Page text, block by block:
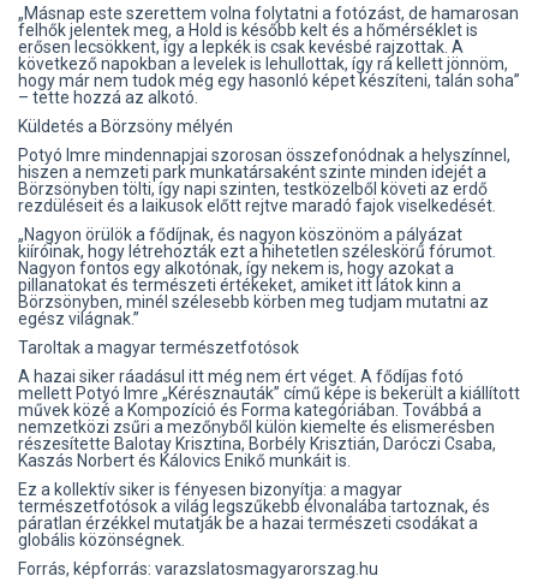
„Másnap este szerettem volna folytatni a fotózást, de hamarosan
felhők jelentek meg, a Hold is később kelt és a hőmérséklet is
erősen lecsökkent, így a lepkék is csak kevésbé rajzottak. A
következő napokban a levelek is lehullottak, így rá kellett jönnöm,
hogy már nem tudok még egy hasonló képet készíteni, talán soha”
– tette hozzá az alkotó.
Küldetés a Börzsöny mélyén
Potyó Imre mindennapjai szorosan összefonódnak a helyszínnel,
hiszen a nemzeti park munkatársaként szinte minden idejét a
Börzsönyben tölti, így napi szinten, testközelből követi az erdő
rezdüléseit és a laikusok előtt rejtve maradó fajok viselkedését.
„Nagyon örülök a fődíjnak, és nagyon köszönöm a pályázat
kiíróinak, hogy létrehozták ezt a hihetetlen széleskörű fórumot.
Nagyon fontos egy alkotónak, így nekem is, hogy azokat a
pillanatokat és természeti értékeket, amiket itt látok kinn a
Börzsönyben, minél szélesebb körben meg tudjam mutatni az
egész világnak.”
Taroltak a magyar természetfotósok
A hazai siker ráadásul itt még nem ért véget. A fődíjas fotó
mellett Potyó Imre „Kérésznauták” című képe is bekerült a kiállított
művek közé a Kompozíció és Forma kategóriában. Továbbá a
nemzetközi zsűri a mezőnyből külön kiemelte és elismerésben
részesítette Balotay Krisztina, Borbély Krisztián, Daróczi Csaba,
Kaszás Norbert és Kálovics Enikő munkáit is.
Ez a kollektív siker is fényesen bizonyítja: a magyar
természetfotósok a világ legszűkebb élvonalába tartoznak, és
páratlan érzékkel mutatják be a hazai természeti csodákat a
globális közönségnek.
Forrás, képforrás: varazslatosmagyarorszag.hu